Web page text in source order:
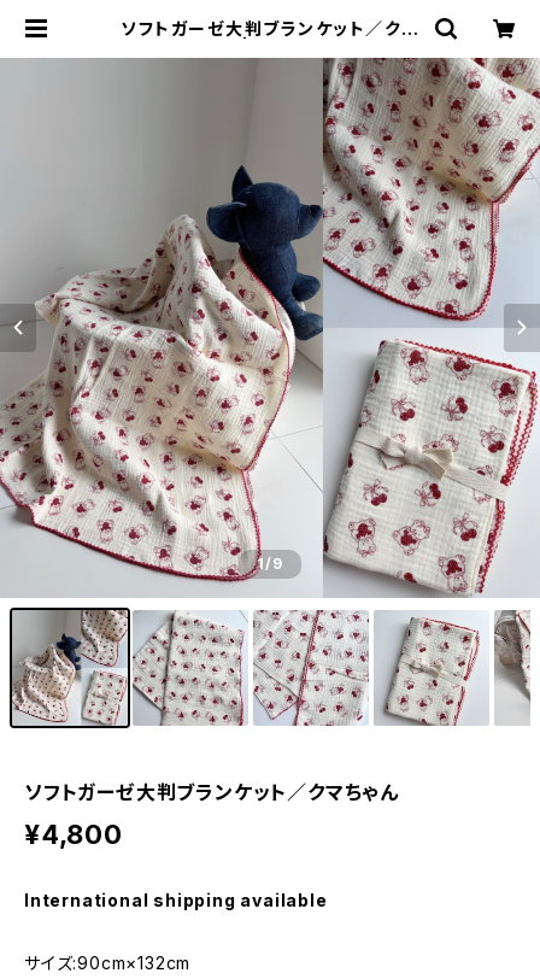
ソフトガーゼ大判ブランケット／クマ
1/9
ソフトガーゼ大判ブランケット／クマちゃん
¥4,800
International shipping available
サイズ:90cm×132cm